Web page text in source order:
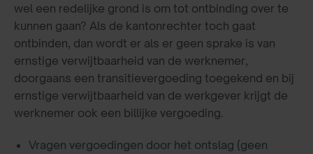
wel een redelijke grond is om tot ontbinding over te
kunnen gaan? Als de kantonrechter toch gaat
ontbinden, dan wordt er als er geen sprake is van
ernstige verwijtbaarheid van de werknemer,
doorgaans een transitievergoeding toegekend en bij
ernstige verwijtbaarheid van de werkgever krijgt de
werknemer ook een billijke vergoeding.
Vragen vergoedingen door het ontslag (geen